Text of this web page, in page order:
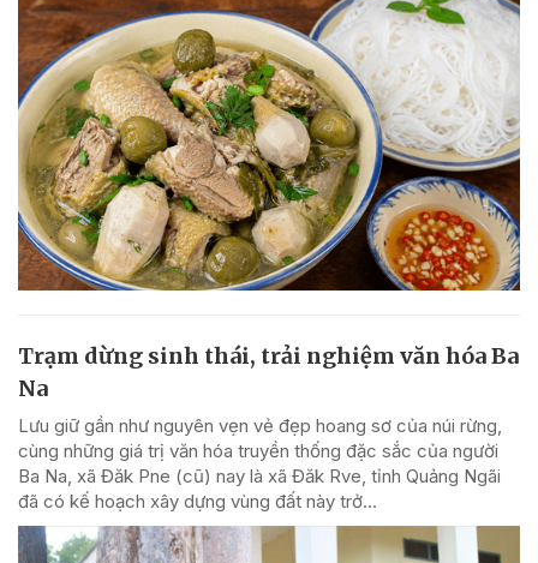
Trạm dừng sinh thái, trải nghiệm văn hóa Ba
Na
Lưu giữ gần như nguyên vẹn vẻ đẹp hoang sơ của núi rừng,
cùng những giá trị văn hóa truyền thống đặc sắc của người
Ba Na, xã Đăk Pne (cũ) nay là xã Đăk Rve, tỉnh Quảng Ngãi
đã có kế hoạch xây dựng vùng đất này trở...